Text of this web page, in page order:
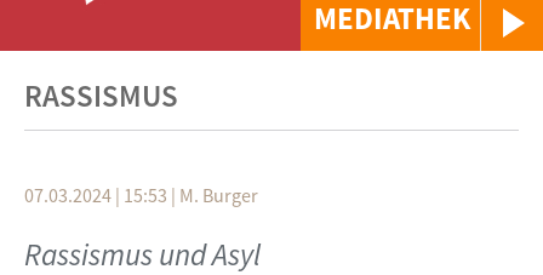
MEDIATHEK
RASSISMUS
07.03.2024 | 15:53 | M. Burger
Rassismus und Asyl